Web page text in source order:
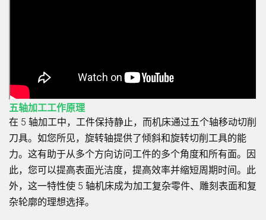
五轴加工工作原理
在 5 轴加工中，工件保持静止，而机床通过五个轴移动切削
刀具。如您所见，旋转轴提供了倾斜和旋转切削工具的能
力。这有助于从多个方向访问工件的多个角度和所有面。因
此，您可以提高表面光洁度，提高效率并缩短周期时间。此
外，这一特性使 5 轴机床成为加工复杂零件、雕刻表面和复
杂轮廓的理想选择。